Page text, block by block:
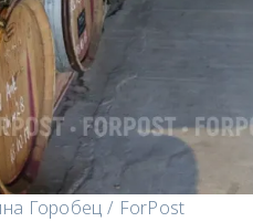
Горобец / ForPost